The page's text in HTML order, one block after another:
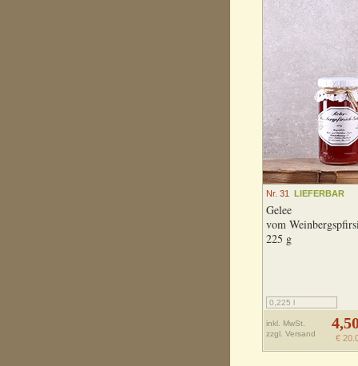
Nr. 31 LIEFERBAR
Gelee
vom
225 g
0,225 l
inkl. MwSt.
zzgl. Versand €